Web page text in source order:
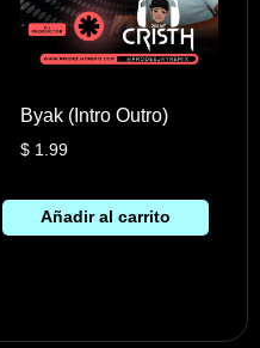
Byak (Intro Outro)
$ 1.99
Añadir al carrito